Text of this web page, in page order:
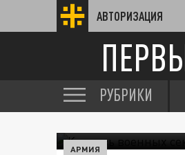
АВТОРИЗАЦИЯ
РУБРИКИ
АРМИЯ